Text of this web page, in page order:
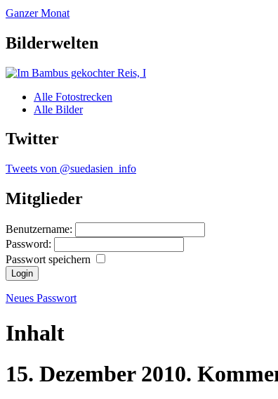
Ganzer Monat
Bilderwelten
Alle Fotostrecken
Alle Bilder
Twitter
Tweets von @suedasien_info
Mitglieder
Benutzername:
Password:
Passwort speichern
Neues Passwort
Inhalt
15. Dezember 2010.